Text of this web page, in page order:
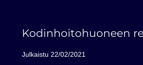
Kodinhoitohuoneen
Julkaistu 22/02/2021